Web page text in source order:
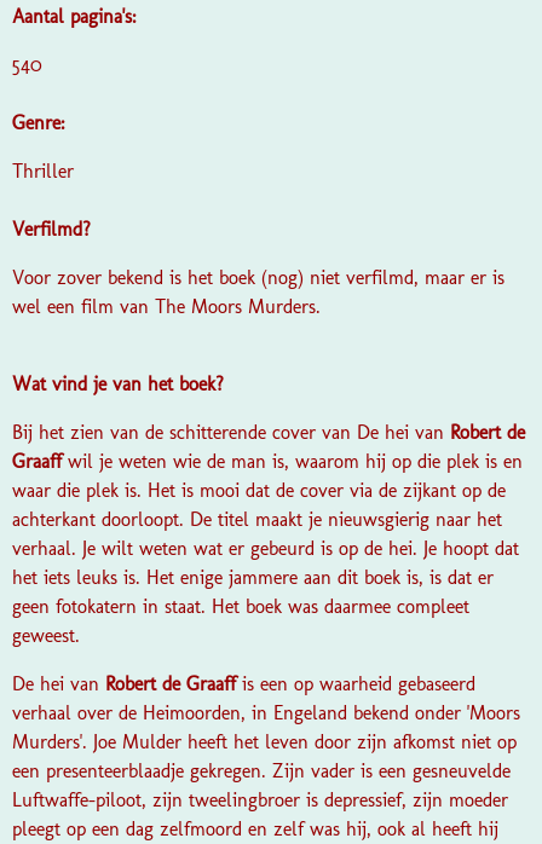
Aantal pagina's:
540
Genre:
Thriller
Verfilmd?
Voor zover bekend is het boek (nog) niet verfilmd, maar er is
wel een film van The Moors Murders.
Wat vind je van het boek?
Bij het zien van de schitterende cover van De hei van Robert de
Graaff wil je weten wie de man is, waarom hij op die plek is en
waar die plek is. Het is mooi dat de cover via de zijkant op de
achterkant doorloopt. De titel maakt je nieuwsgierig naar het
verhaal. Je wilt weten wat er gebeurd is op de hei. Je hoopt dat
het iets leuks is. Het enige jammere aan dit boek is, is dat er
geen fotokatern in staat. Het boek was daarmee compleet
geweest.
De hei van Robert de Graaff is een op waarheid gebaseerd
verhaal over de Heimoorden, in Engeland bekend onder 'Moors
Murders'. Joe Mulder heeft het leven door zijn afkomst niet op
een presenteerblaadje gekregen. Zijn vader is een gesneuvelde
Luftwaffe-piloot, zijn tweelingbroer is depressief, zijn moeder
pleegt op een dag zelfmoord en zelf was hij, ook al heeft hij